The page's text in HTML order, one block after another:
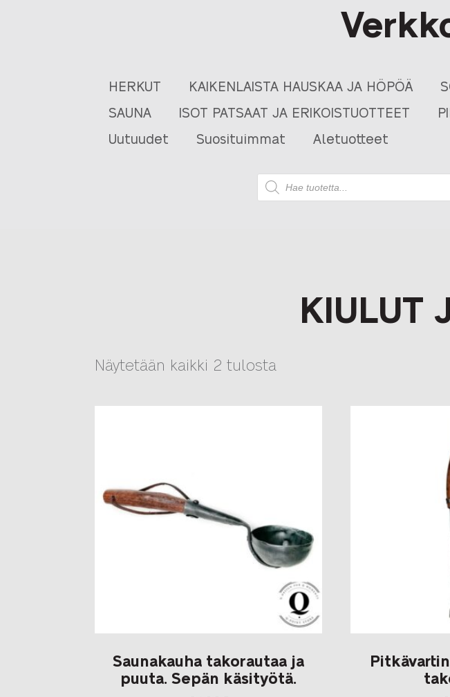
HERKUT KAIKENLAISTA HAUSKAA JA HÖPÖÄ
SAUNA
ISOT PATSAAT JA ERIKOISTUOTTEET
Uutuudet
Suosituimmat Aletuotteet
Products
search
KIULUT
Näytetään kaikki 2 tulosta
latest
Saunakauha takorautaa ja
puuta. Sepän käsityötä.